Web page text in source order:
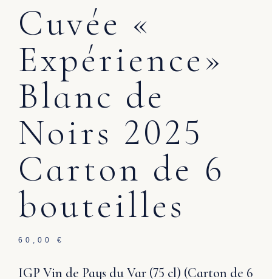
Cuvée «
Expérience»
Blanc de
Noirs 2025
Carton de 6
bouteilles
60,00 €
IGP Vin de Pays du Var (75 cl) (Carton de 6